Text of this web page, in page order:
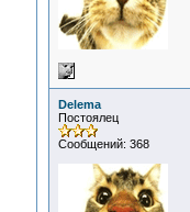
Delema
Постоялец
Сообщений: 368